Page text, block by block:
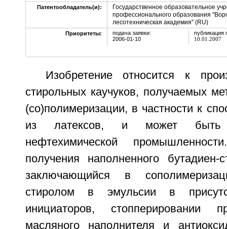
Патентообладатель(и):
Государственное образовательное
профессионального образования
лесотехническая академия" (RU)
Приоритеты:
подача заявки:
2006-01-10
публикация
10.01.2007
Изобретение относится к
стирольных каучуков, получаемых
(со)полимеризации, в частности к
из латексов, и может быть
нефтехимической
получения наполненного бутадиен-
заключающийся в
стиролом в эмульсии в
инициаторов, стопперировании
масляного наполнителя и